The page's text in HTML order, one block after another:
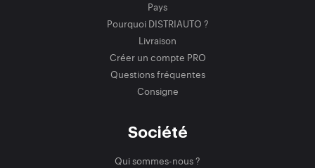
Pays
Pourquoi DISTRIAUTO ?
Livraison
Créer un compte PRO
Questions fréquentes
Consigne
Société
Qui sommes-nous ?